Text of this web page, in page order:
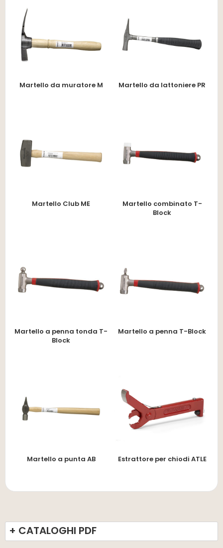
Martello da muratore M Martello da lattoniere PR
Martello Club ME
Martello combinato T-
Block
Martello a penna tonda T-
Block
Martello a penna T-Block
Martello a punta AB Estrattore per chiodi ATLE
+ CATALOGHI PDF